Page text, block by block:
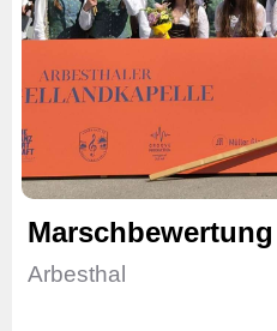
Arbesthal